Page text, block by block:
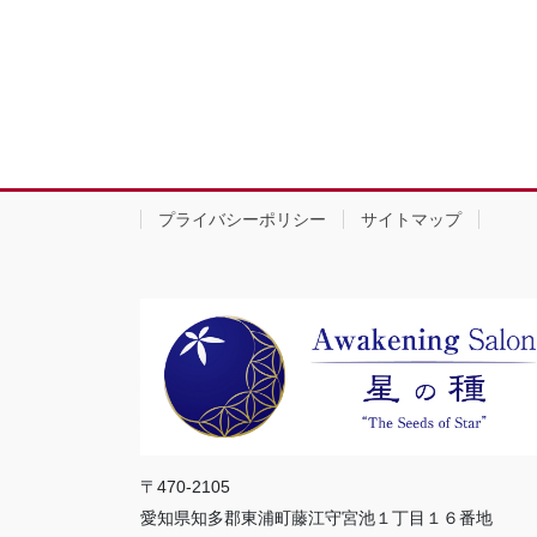
プライバシーポリシー サイトマップ
〒470-2105
愛知県知多郡東浦町藤江守宮池１丁目１６番地